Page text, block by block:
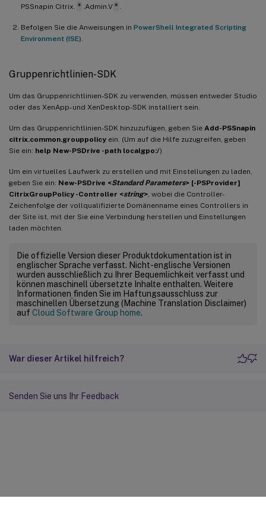
PSSnapin Citrix. * .Admin.V *
Befolgen Sie die Anweisungen in PowerShell Integrated Scripting
Environment (ISE)
Gruppenrichtlinien-SDK
Um das Gruppenrichtlinien-SDK zu verwenden, müssen entweder Studio
oder das XenApp- und XenDesktop-SDK installiert sein.
Um das Gruppenrichtlinien-SDK hinzuzufügen, geben Sie Add-PSSnapin
citrix.common.grouppolicy ein. (Um auf die Hilfe zuzugreifen, geben
Sie ein: help New-PSDrive -path localgpo:/)
Um ein virtuelles Laufwerk zu erstellen und mit Einstellungen zu laden,
geben Sie ein: New-PSDrive <Standard Parameters> [-PSProvider]
CitrixGroupPolicy -Controller <string> , wobei die Controller-
Zeichenfolge der vollqualifizierte Domänenname eines Controllers in
der Site ist, mit der Sie eine Verbindung herstellen und Einstellungen
laden möchten.
Die offizielle Version dieser Produktdokumentation ist in
englischer Sprache verfasst. Nicht-englische Versionen
wurden ausschließlich zu Ihrer Bequemlichkeit verfasst und
können maschinell übersetzte Inhalte enthalten. Weitere
Informationen finden Sie im Haftungsausschluss zur
maschinellen Übersetzung (Machine Translation Disclaimer)
auf Cloud Software Group home.
War dieser Artikel hilfreich?
Senden Sie uns Ihr Feedback